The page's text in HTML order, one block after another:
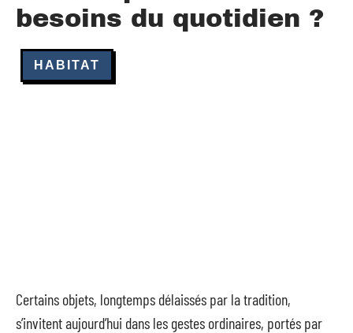
besoins du quotidien ?
HABITAT
Certains objets, longtemps délaissés par la tradition,
s’invitent aujourd’hui dans les gestes ordinaires, portés par